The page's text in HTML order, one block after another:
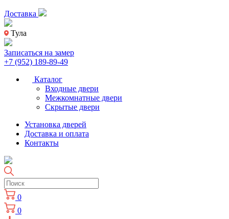
Доставка
Тула
Записаться на замер
+7 (952) 189-89-49
Каталог
Входные двери
Межкомнатные двери
Скрытые двери
Установка дверей
Доставка и оплата
Контакты
0
0